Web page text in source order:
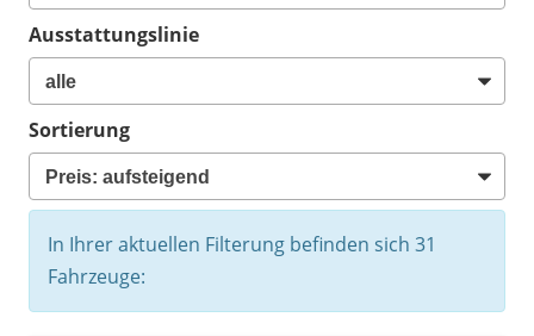
Ausstattungslinie
Sortierung
In Ihrer aktuellen Filterung befinden sich 31
Fahrzeuge: